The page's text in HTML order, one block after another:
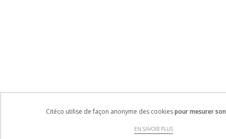
Citéco utilise de façon anonyme des cookiespour mesurer
EN SAVOIR PLUS